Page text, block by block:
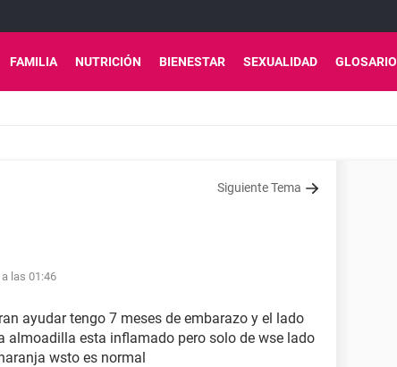
FAMILIA NUTRICIÓN BIENESTAR SEXUALIDAD GLOSARIO
Siguiente Tema
las 01:46
ayudar tengo 7 meses de embarazo y el lado
almoadilla esta inflamado pero solo de wse lado
wsto es normal